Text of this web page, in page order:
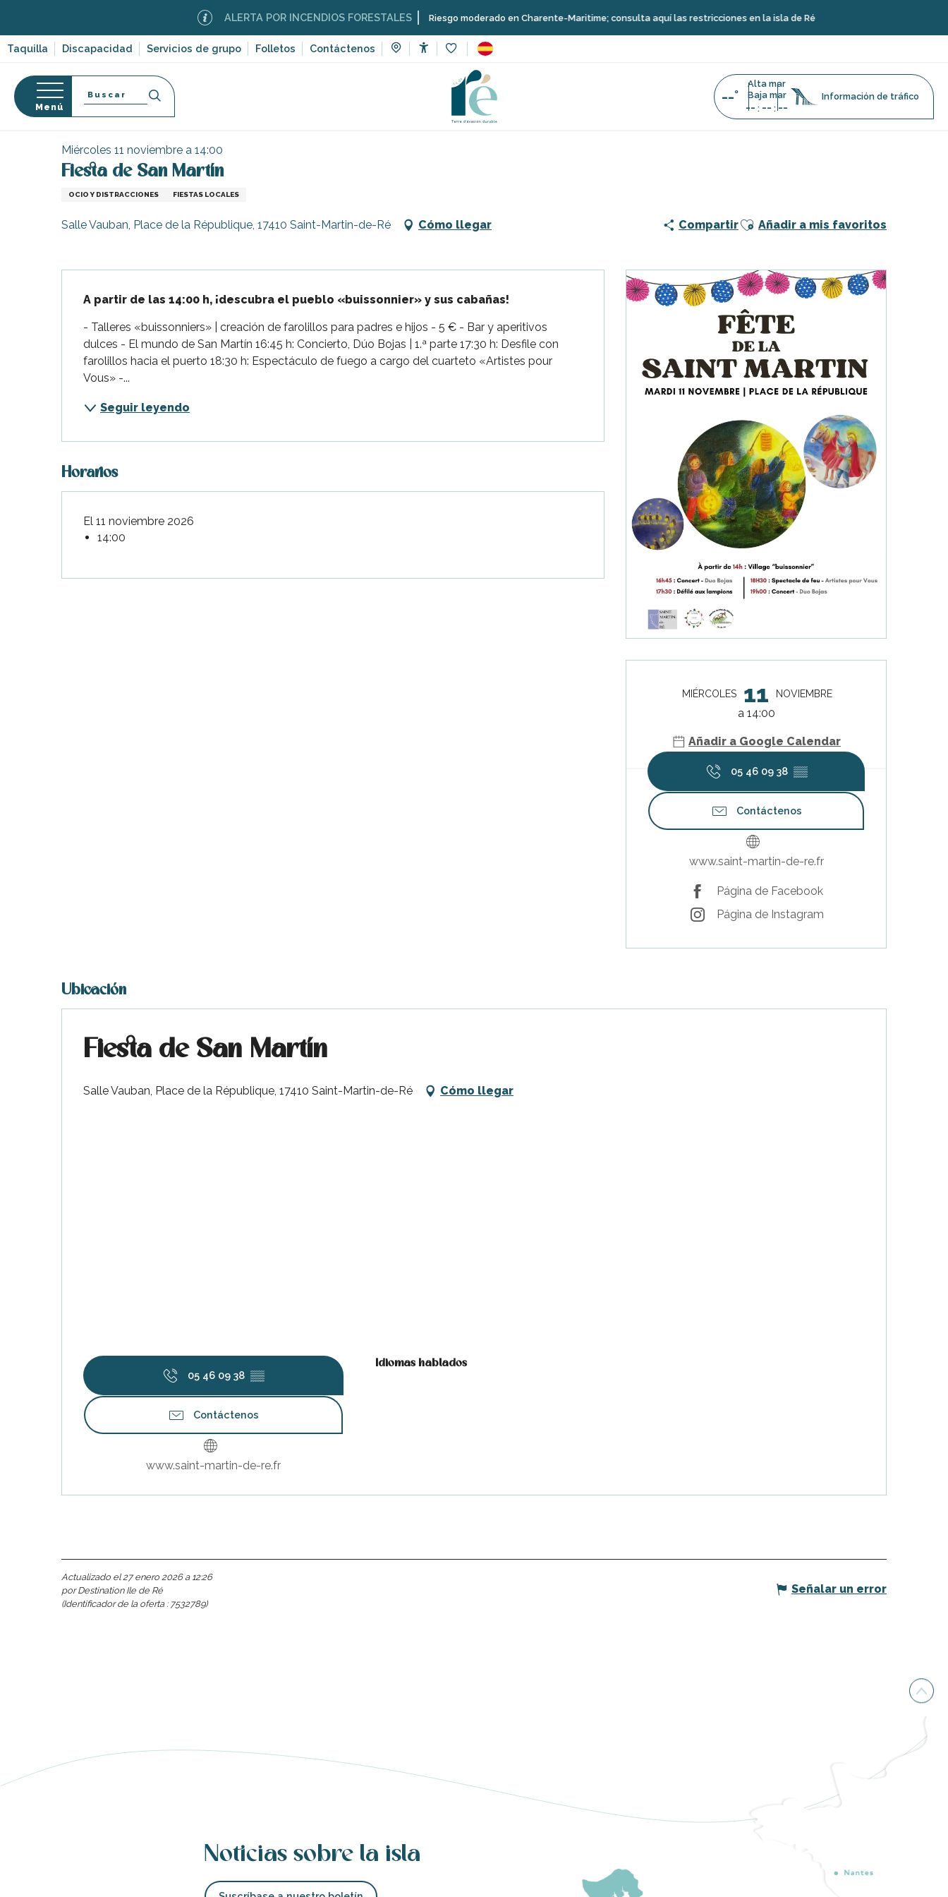
contenu
principal
Taquilla Discapacidad Servicios de grupo Folletos Contáctenos
ALERTA POR INCENDIOS FORESTALES Riesgo moderado en Charente-Maritime; consulta aquí las restricciones en la isla de Ré
Menú
Buscar --°
Alta mar
Baja mar
-- : -- : --
Información de tráfico
Página Web Fiesta de San Martín
Miércoles 11 noviembre a 14:00
Fiesta de San Martín
OCIO Y DISTRACCIONES FIESTAS LOCALES
Salle Vauban, Place de la République, 17410 Saint-Martin-de-Ré Cómo llegar CompartirAjouter aux favoris
Añadir a mis favoritos
MIÉRCOLES 11 NOVIEMBRE
a 14:00
Añadir a Google Calendar
05 46 09 38 ▒▒
Contáctenos
www.saint-martin-de-re.fr
Página de Facebook
Página de Instagram
A partir de las 14:00 h, ¡descubra el pueblo «buissonnier» y sus cabañas!
- Talleres «buissonniers» | creación de farolillos para padres e hijos - 5 € - Bar y aperitivos
dulces - El mundo de San Martín 16:45 h: Concierto, Dúo Bojas | 1.ª parte 17:30 h: Desfile con
farolillos hacia el puerto 18:30 h: Espectáculo de fuego a cargo del cuarteto «Artistes pour
Vous» -...
Seguir leyendo
Horarios
El 11 noviembre 2026
14:00
Ubicación
Fiesta de San Martín
Salle Vauban, Place de la République, 17410 Saint-Martin-de-Ré Cómo llegar
05 46 09 38▒▒
Contáctenos
www.saint-martin-de-re.fr
Idiomas hablados
Idiomas hablados
Actualizado el 27 enero 2026 a 12:26
por Destination Ile de Ré
(Identificador de la oferta : 7532789)
Señalar un error
Noticias sobre la isla